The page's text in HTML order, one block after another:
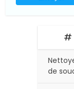
#
de